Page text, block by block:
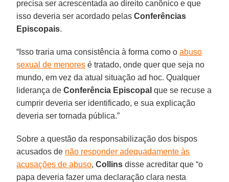
precisa ser acrescentada ao direito canônico e que
isso deveria ser acordado pelasConferências
Episcopais.
“Isso traria uma consistência à forma como oabuso
sexual de menores é tratado, onde quer que seja no
mundo, em vez da atual situação ad hoc. Qualquer
liderança deConferência Episcopal que se recuse a
cumprir deveria ser identificado, e sua explicação
deveria ser tornada pública.”
Sobre a questão da responsabilização dos bispos
acusados de não responder adequadamente às
acusações de abuso,Collins disse acreditar que “o
papa deveria fazer uma declaração clara nesta